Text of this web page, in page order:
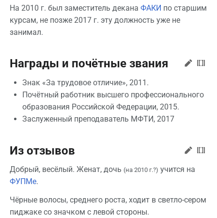
На 2010 г. был заместитель декана ФАКИ по старшим
курсам, не позже 2017 г. эту должность уже не
занимал.
Награды и почётные звания
Знак «За трудовое отличие», 2011.
Почётный работник высшего профессионального
образования Российской Федерации, 2015.
Заслуженный преподаватель МФТИ, 2017
Из отзывов
Добрый, весёлый. Женат, дочь (на 2010 г.?) учится на
ФУПМе.
Чёрные волосы, среднего роста, ходит в светло-сером
пиджаке со значком с левой стороны.